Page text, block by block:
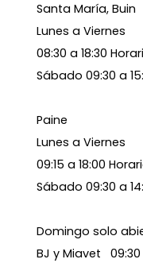
Santa María, Buin
Lunes a Viernes
08:30 a 18:30
Sábado 09:30 a
Paine
Lunes a Viernes
09:15 a 18:00
Sábado 09:30 a
Domingo solo
BJ y Miavet 09:30